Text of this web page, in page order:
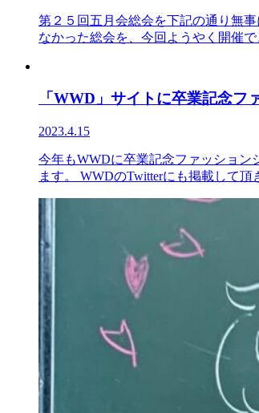
第２５回五月会総会を下記の通
なかった総会を、今回ようやく開催
「WWD」サイトに卒業記念フ
2023.4.15
今年もWWDに卒業記念ファッショ
ます。 WWDのTwitterにも掲載して頂